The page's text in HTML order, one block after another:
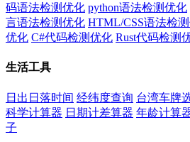
码语法检测优化 python语法检测优化
言语法检测优化 HTML/CSS语法检
优化 C#代码检测优化 Rust代码检测
生活工具
日出日落时间 经纬度查询 台湾车牌
科学计算器 日期计差算器 年龄计算
子